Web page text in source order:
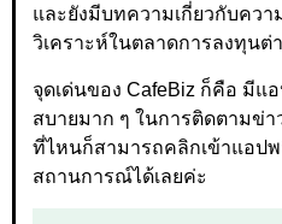
และยังมีบทความเกี่ยวกับคว
วิเคราะห์ในตลาดการลงทุนต่
จุดเด่นของ CafeBiz ก็คือ มีแ
สบายมาก ๆ ในการติดตามข่า
ที่ไหนก็สามารถคลิกเข้าแอป
สถานการณ์ได้เลยค่ะ